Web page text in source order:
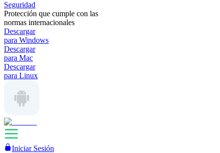
Seguridad
Protección que cumple con las
normas internacionales
Descargar
para Windows
Descargar
para Mac
Descargar
para Linux
Iniciar Sesión